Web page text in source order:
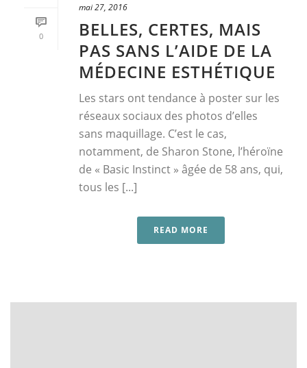
0
mai 27, 2016
BELLES, CERTES, MAIS
PAS SANS L’AIDE DE LA
MÉDECINE ESTHÉTIQUE
Les stars ont tendance à poster sur les
réseaux sociaux des photos d’elles
sans maquillage. C’est le cas,
notamment, de Sharon Stone, l’héroïne
de « Basic Instinct » âgée de 58 ans, qui,
tous les [...]
READ MORE